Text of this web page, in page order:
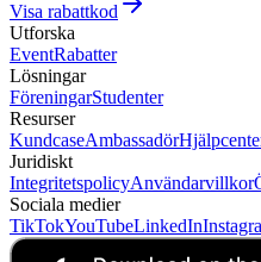
Visa rabattkod
Utforska
EventRabatter
Lösningar
FöreningarStudenter
Resurser
KundcaseAmbassadör
Juridiskt
IntegritetspolicyAnvändarvillkor
Sociala medier
TikTokYouTubeLinkedIn